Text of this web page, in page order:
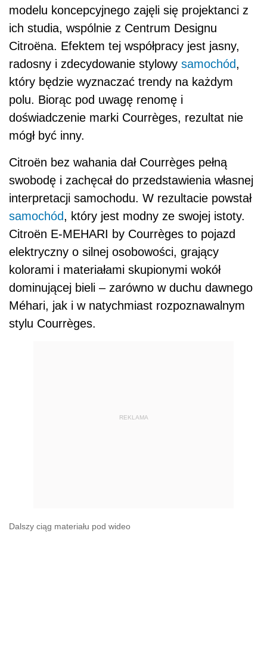
modelu koncepcyjnego zajęli się projektanci z
ich studia, wspólnie z Centrum Designu
Citroëna. Efektem tej współpracy jest jasny,
radosny i zdecydowanie stylowy samochód,
który będzie wyznaczać trendy na każdym
polu. Biorąc pod uwagę renomę i
doświadczenie marki Courrèges, rezultat nie
mógł być inny.
Citroën bez wahania dał Courrèges pełną
swobodę i zachęcał do przedstawienia własnej
interpretacji samochodu. W rezultacie powstał
samochód, który jest modny ze swojej istoty.
Citroën E-MEHARI by Courrèges to pojazd
elektryczny o silnej osobowości, grający
kolorami i materiałami skupionymi wokół
dominującej bieli – zarówno w duchu dawnego
Méhari, jak i w natychmiast rozpoznawalnym
stylu Courrèges.
REKLAMA
Dalszy ciąg materiału pod wideo